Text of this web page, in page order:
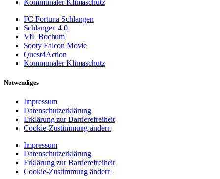
Kommunaler Klimaschutz
FC Fortuna Schlangen
Schlangen 4.0
VfL Bochum
Sooty Falcon Movie
Quest4Action
Kommunaler Klimaschutz
Notwendiges
Impressum
Datenschutzerklärung
Erklärung zur Barrierefreiheit
Cookie-Zustimmung ändern
Impressum
Datenschutzerklärung
Erklärung zur Barrierefreiheit
Cookie-Zustimmung ändern